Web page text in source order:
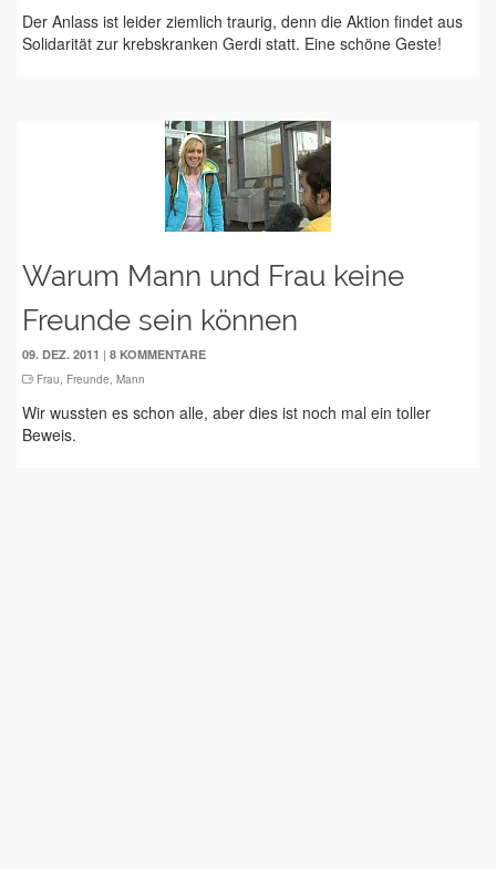
Der Anlass ist leider ziemlich traurig, denn die Aktion findet aus
Solidarität zur krebskranken Gerdi statt. Eine schöne Geste!
Warum Mann und Frau keine
Freunde sein können
09. DEZ. 2011 | 8 KOMMENTARE
Frau, Freunde, Mann
Wir wussten es schon alle, aber dies ist noch mal ein toller
Beweis.